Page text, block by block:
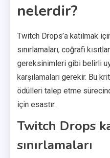
nelerdir?
Twitch Drops’a katılmak
sınırlamaları, coğrafi
gereksinimleri gibi belirli
karşılamaları gerekir. Bu
ödülleri talep etme
için esastır.
Twitch Drops
sınırlamaları